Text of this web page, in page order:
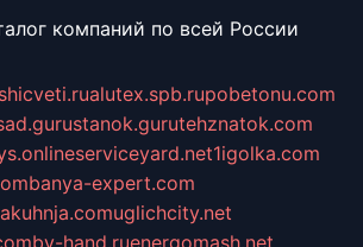
компаний по всей России
alutex.spb.rupobetonu.com
stanok.gurutehznatok.com
serviceyard.net1igolka.com
banya-expert.com
akuhnja.comuglichcity.net
by-hand.ruenergomash.net